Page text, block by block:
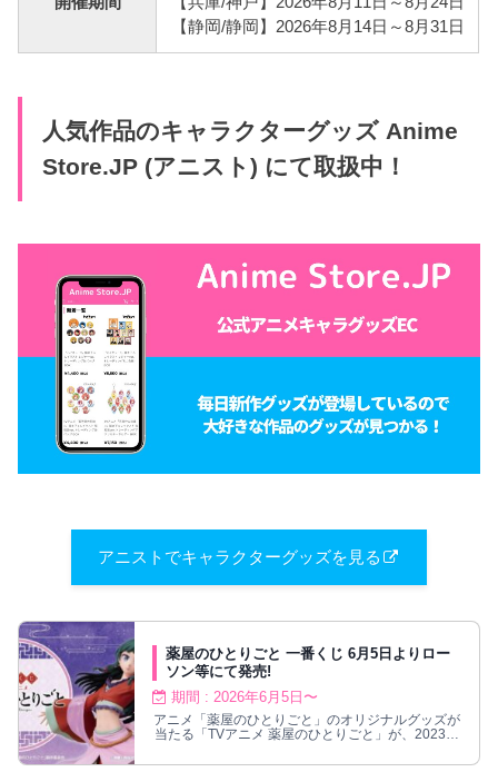
【静岡/静岡】2026年8月14日～8月31日
人気作品のキャラクターグッズ Anime
Store.JP (アニスト) にて取扱中！
アニストでキャラクターグッズを見る
薬屋のひとりごと 一番くじ 6月5日よりロー
ソン等にて発売!
期間 : 2026年6月5日〜
アニメ「薬屋のひとりごと」のオリジナルグッズが
当たる「TVアニメ 薬屋のひとりごと」が、2023年